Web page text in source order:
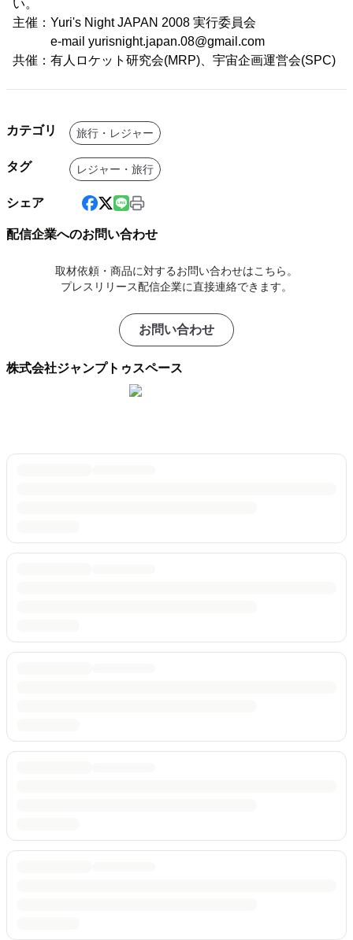
い。
主催：Yuri's Night JAPAN 2008 実行委員会
e-mail yurisnight.japan.08@gmail.com
共催：有人ロケット研究会(MRP)、宇宙企画運営会(SPC)
カテゴリ 旅行・レジャー
タグ レジャー・旅行
シェア
配信企業へのお問い合わせ
取材依頼・商品に対するお問い合わせはこちら。
プレスリリース配信企業に直接連絡できます。
お問い合わせ
株式会社ジャンプトゥスペース